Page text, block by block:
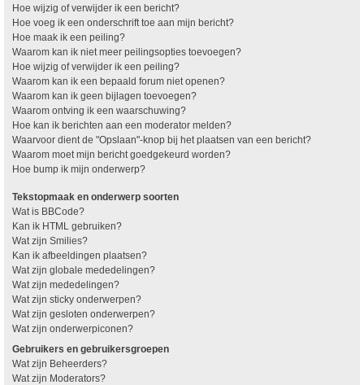
Hoe wijzig of verwijder ik een bericht?
Hoe voeg ik een onderschrift toe aan mijn bericht?
Hoe maak ik een peiling?
Waarom kan ik niet meer peilingsopties toevoegen?
Hoe wijzig of verwijder ik een peiling?
Waarom kan ik een bepaald forum niet openen?
Waarom kan ik geen bijlagen toevoegen?
Waarom ontving ik een waarschuwing?
Hoe kan ik berichten aan een moderator melden?
Waarvoor dient de "Opslaan"-knop bij het plaatsen van een bericht?
Waarom moet mijn bericht goedgekeurd worden?
Hoe bump ik mijn onderwerp?
Tekstopmaak en onderwerp soorten
Wat is BBCode?
Kan ik HTML gebruiken?
Wat zijn Smilies?
Kan ik afbeeldingen plaatsen?
Wat zijn globale mededelingen?
Wat zijn mededelingen?
Wat zijn sticky onderwerpen?
Wat zijn gesloten onderwerpen?
Wat zijn onderwerpiconen?
Gebruikers en gebruikersgroepen
Wat zijn Beheerders?
Wat zijn Moderators?